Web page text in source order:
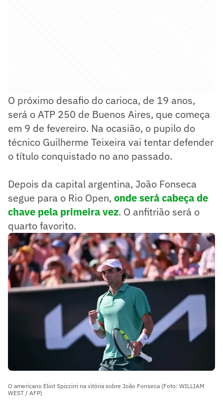
O próximo desafio do carioca, de 19 anos,
será o ATP 250 de Buenos Aires, que começa
em 9 de fevereiro. Na ocasião, o pupilo do
técnico Guilherme Teixeira vai tentar defender
o título conquistado no ano passado.
Depois da capital argentina, João Fonseca
segue para o Rio Open, onde será cabeça de
chave pela primeira vez. O anfitrião será o
quarto favorito.
O americano Eliot Spizzirri na vitória sobre João Fonseca (Foto: WILLIAM
WEST / AFP)